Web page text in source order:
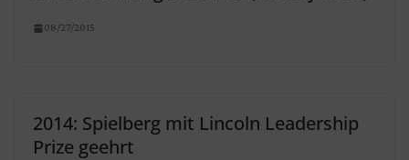
08/27/2015
2014: Spielberg mit Lincoln Leadership
Prize geehrt